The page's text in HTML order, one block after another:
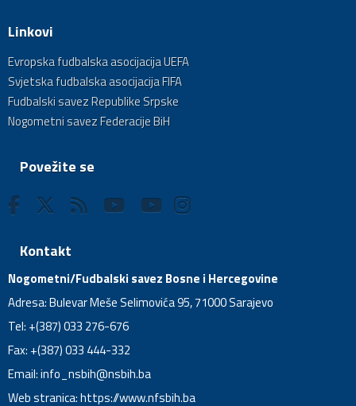
Linkovi
Evropska fudbalska asocijacija UEFA
Svjetska fudbalska asocijacija FIFA
Fudbalski savez Republike Srpske
Nogometni savez Federacije BiH
Povežite se
Kontakt
Nogometni/Fudbalski savez Bosne i Hercegovine
Adresa: Bulevar Meše Selimovića 95, 71000 Sarajevo
Tel: +(387) 033 276-676
Fax: +(387) 033 444-332
Email:info_nsbih@nsbih.ba
Web stranica: https://www.nfsbih.ba